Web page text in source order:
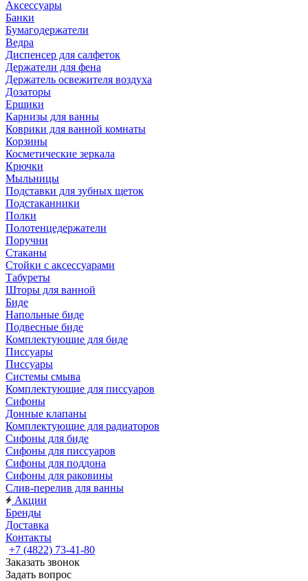
Аксессуары
Банки
Бумагодержатели
Ведра
Диспенсер для салфеток
Держатели для фена
Держатель освежителя воздуха
Дозаторы
Ершики
Карнизы для ванны
Коврики для ванной комнаты
Корзины
Косметические зеркала
Крючки
Мыльницы
Подставки для зубных щеток
Подстаканники
Полки
Полотенцедержатели
Поручни
Стаканы
Стойки с аксессуарами
Табуреты
Шторы для ванной
Биде
Напольные биде
Подвесные биде
Комплектующие для биде
Писсуары
Писсуары
Системы смыва
Комплектующие для писсуаров
Сифоны
Донные клапаны
Комплектующие для радиаторов
Сифоны для биде
Сифоны для писсуаров
Сифоны для поддона
Сифоны для раковины
Слив-перелив для ванны
Акции
Бренды
Доставка
Контакты
+7 (4822) 73-41-80
Заказать звонок
Задать вопрос